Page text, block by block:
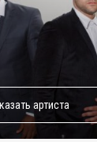
артиста